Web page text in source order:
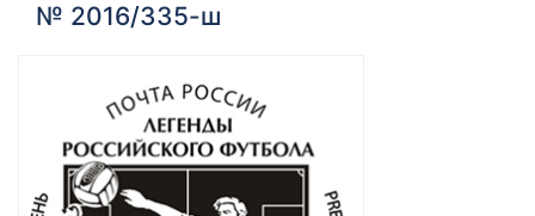
№ 2016/335-ш